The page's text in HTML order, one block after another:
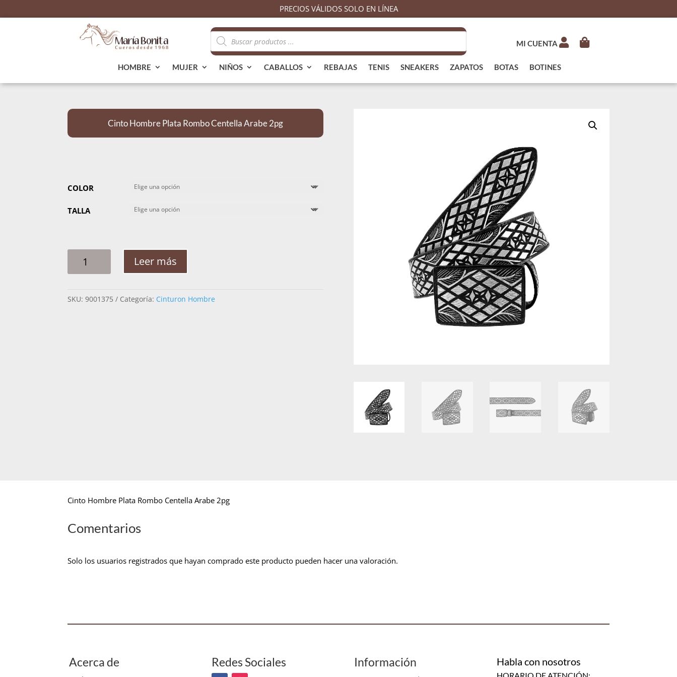
PRECIOS VÁLIDOS SOLO EN LÍNEA
Búsqueda
de
productos
MI CUENTA
HOMBRE MUJER NIÑOS CABALLOS REBAJAS TENIS SNEAKERS ZAPATOS BOTAS BOTINES
Cinto Hombre Plata Rombo Centella Arabe 2pg
COLOR
TALLA
HOMBRE
CENTELLA
Leer más
SKU:9001375 Categoría: Cinturon Hombre
Cinto Hombre Plata Rombo Centella Arabe 2pg
Comentarios
Solo los usuarios registrados que hayan comprado este producto pueden hacer una valoración.
Acerca de Redes Sociales Información Habla con nosotros
HORARIO DE ATENCIÓN: